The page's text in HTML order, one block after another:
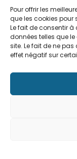
Pour offrir les
que les cookies
Le fait de consentir
données telles que
site. Le fait de ne
effet négatif sur